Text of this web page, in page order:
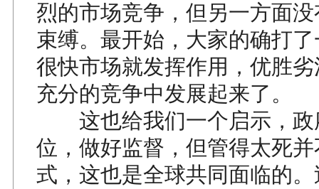
烈的市场竞争，但另一方面
束缚。最开始，大家的确打
很快市场就发挥作用，优胜
充分的竞争中发展起来了。
这也给我们一个启示，政
位，做好监督，但管得太死
式，这也是全球共同面临的